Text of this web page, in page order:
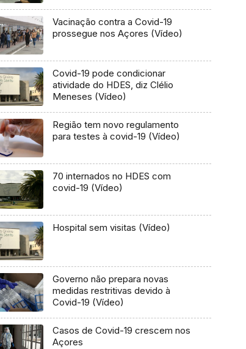
Vacinação contra a Covid-19
prossegue nos Açores (Vídeo)
Covid-19 pode condicionar
atividade do HDES, diz Clélio
Meneses (Vídeo)
Região tem novo regulamento
para testes à covid-19 (Vídeo)
70 internados no HDES com
covid-19 (Vídeo)
Hospital sem visitas (Vídeo)
Governo não prepara novas
medidas restritivas devido à
Covid-19 (Vídeo)
Casos de Covid-19 crescem nos
Açores